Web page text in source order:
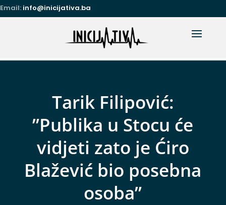
Email: info@inicijativa.ba
Tarik Filipović:
”Publika u Stocu će
vidjeti zato je Ćiro
Blažević bio posebna
osoba”